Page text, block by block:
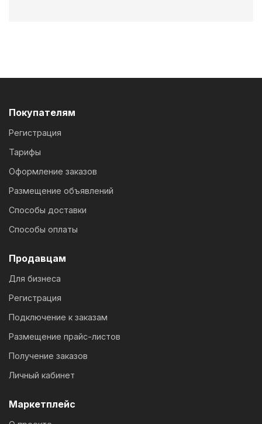
Покупателям
Регистрация
Тарифы
Оформление заказов
Размещение объявлений
Способы доставки
Способы оплаты
Продавцам
Для бизнеса
Регистрация
Подключение к заказам
Размещение прайс-листов
Получение заказов
Личный кабинет
Маркетплейс